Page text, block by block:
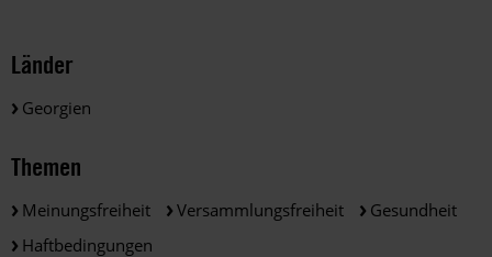
Länder
Georgien
Themen
Meinungsfreiheit Versammlungsfreiheit
Gesundheit
Haftbedingungen